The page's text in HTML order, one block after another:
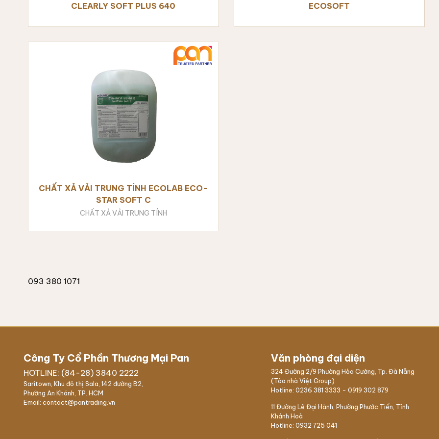
CLEARLY SOFT PLUS 640 ECOSOFT
CHẤT XẢ VẢI TRUNG TÍNH ECOLAB ECO-
STAR SOFT C
CHẤT XẢ VẢI TRUNG TÍNH
093 380 1071
Công Ty Cổ Phần Thương Mại Pan
HOTLINE: (84-28) 3840 2222
Saritown, Khu đô thị Sala, 142 đường B2,
Phường An Khánh, TP. HCM
Email: contact@pantrading.vn
Văn phòng đại diện
324 Đường 2/9 Phường Hòa Cường, Tp. Đà Nẵng
(Tòa nhà Việt Group)
Hotline:0236 381 3333 -0919 302 879
11 Đường Lê Đại Hành, Phường Phước Tiến, Tỉnh
Khánh Hoà
Hotline:0932 725 041